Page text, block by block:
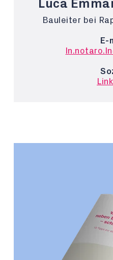
Luca
Bauleiter bei
E-